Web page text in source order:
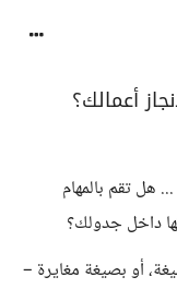
أعمالك؟
هل تقم بالمهام
داخل جدولك؟
أو بصيغة مغايرة –